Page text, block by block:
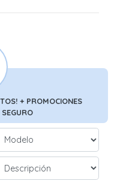
+ PROMOCIONES